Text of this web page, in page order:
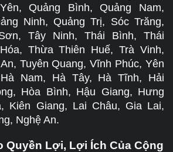
Quảng Bình, Quảng Nam,
Ninh, Quảng Trị, Sóc Trăng,
Tây Ninh, Thái Bình, Thái
Thừa Thiên Huế, Trà Vinh,
Tuyên Quang, Vĩnh Phúc, Yên
Nam, Hà Tây, Hà Tĩnh, Hải
Hòa Bình, Hậu Giang, Hưng
Kiên Giang, Lai Châu, Gia Lai,
Nghệ An.
Quyền Lợi, Lợi Ích Của Cộng